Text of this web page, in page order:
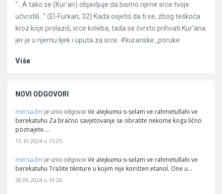
“…A tako se (Kur'an) objavljuje da bismo njime srce tvoje
učvrstili…” (El-Furkan, 32) Kada osjetiš da ti se, zbog teškoća
kroz koje prolaziš, srce koleba, tada se čvrsto prihvati Kur'ana
jer je u njemu lijek i uputa za srce. #kuranske_poruke
Više
NOVI ODGOVORI
mersadm je unio odgovor Ve alejkumu-s-selam ve rahmetullahi ve
berekatuhu Za bračno savjetovanje se obratite nekome koga lično
poznajete.…
13.10.2024 u 15:25
mersadm je unio odgovor Ve alejkumu-s-selam ve rahmetullahi ve
berekatuhu Tražite tiknture u kojim nije korišten etanol. One u…
28.09.2024 u 19:26